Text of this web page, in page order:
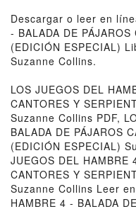
Descargar o leer en
- BALADA DE
(EDICIÓN ESPECIAL)
Suzanne Collins.
LOS JUEGOS DEL
CANTORES Y
Suzanne Collins PDF,
BALADA DE PÁJAROS
(EDICIÓN ESPECIAL)
JUEGOS DEL HAMBRE
CANTORES Y
Suzanne Collins Leer
HAMBRE 4 - BALADA